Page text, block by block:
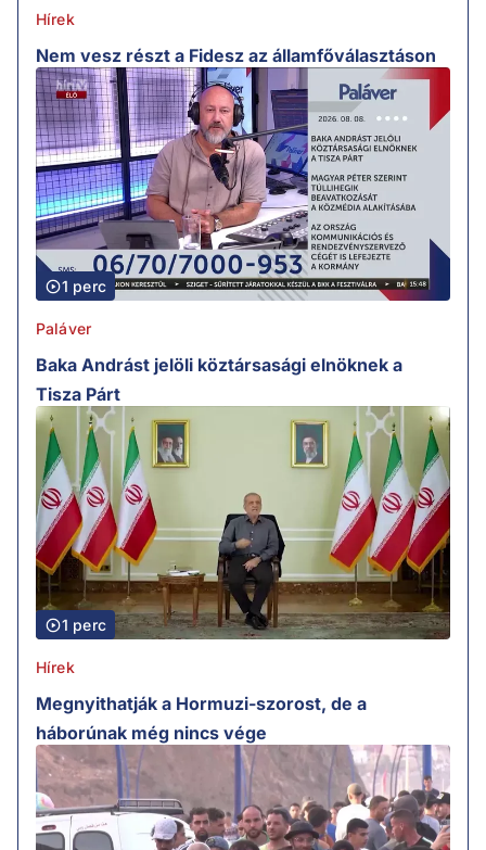
Hírek
Nem vesz részt a Fidesz az államfőválasztáson
1 perc
Paláver
Baka Andrást jelöli köztársasági elnöknek a
Tisza Párt
1 perc
Hírek
Megnyithatják a Hormuzi-szorost, de a
háborúnak még nincs vége